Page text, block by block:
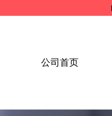
公司首页